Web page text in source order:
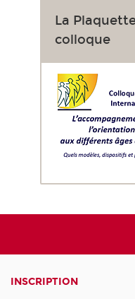
La
colloque
INSCRIPTION